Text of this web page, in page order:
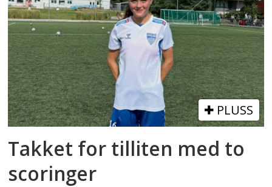
PLUSS
Takket for tilliten med to
scoringer